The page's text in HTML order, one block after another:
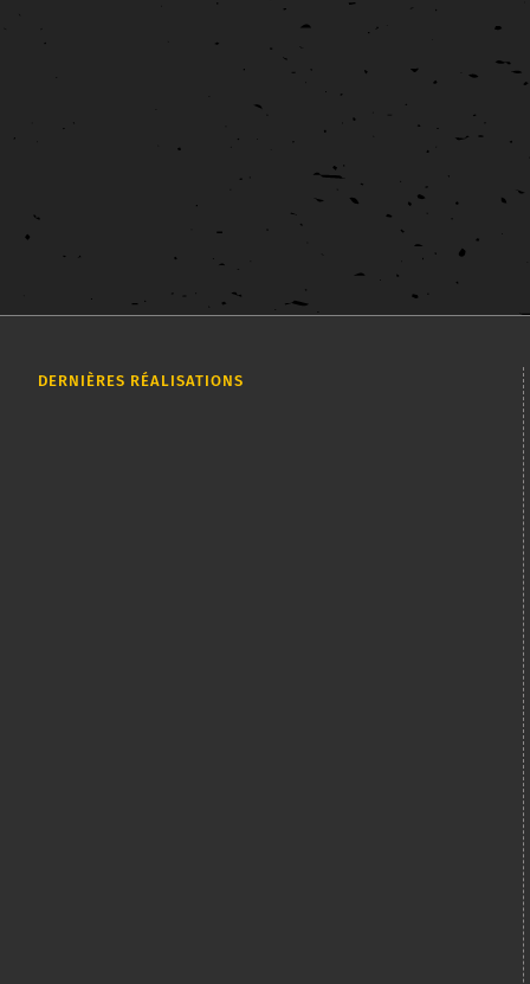
Exposition sur le réaménagement du parc
Jules Ferry à Lorient
Mobilier tactile
Muséographie
Exposition sur le réaménagement du parc Jules Ferry à Lorient
J'ai été le lauréat de l'appel d'offre pour l'exposition sur le
DERNIÈRES RÉALISATIONS